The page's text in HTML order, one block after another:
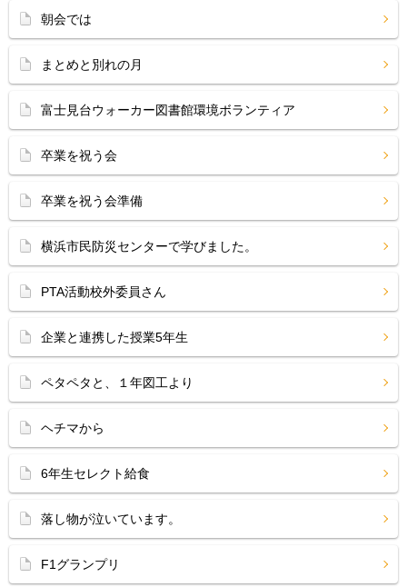
朝会では
まとめと別れの月
富士見台ウォーカー図書館環境ボランティア
卒業を祝う会
卒業を祝う会準備
横浜市民防災センターで学びました。
PTA活動校外委員さん
企業と連携した授業5年生
ペタペタと、１年図工より
ヘチマから
6年生セレクト給食
落し物が泣いています。
F1グランプリ